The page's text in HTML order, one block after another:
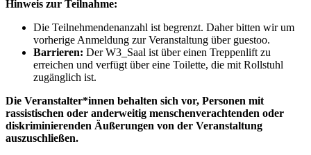
Hinweis zur Teilnahme:
Die Teilnehmendenanzahl ist begrenzt. Daher bitten wir um
vorherige Anmeldung zur Veranstaltung über guestoo.
Barrieren: Der W3_Saal ist über einen Treppenlift zu
erreichen und verfügt über eine Toilette, die mit Rollstuhl
zugänglich ist.
Die Veranstalter*innen behalten sich vor, Personen mit
rassistischen oder anderweitig menschenverachtenden oder
diskriminierenden Äußerungen von der Veranstaltung
auszuschließen.